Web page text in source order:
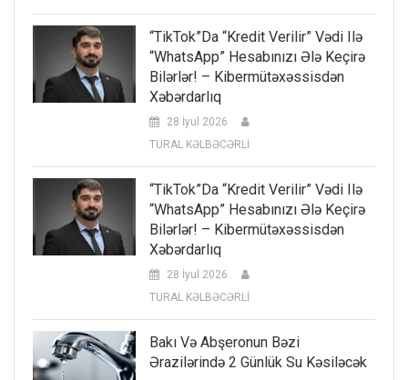
“TikTok”da “kredit Verilir” Vədi Ilə
“WhatsApp” Hesabınızı Ələ Keçirə
Bilərlər! – Kibermütəxəssisdən
Xəbərdarlıq
28 İyul 2026
TURAL KƏLBƏCƏRLİ
“TikTok”da “kredit Verilir” Vədi Ilə
“WhatsApp” Hesabınızı Ələ Keçirə
Bilərlər! – Kibermütəxəssisdən
Xəbərdarlıq
28 İyul 2026
TURAL KƏLBƏCƏRLİ
Bakı Və Abşeronun Bəzi
Ərazilərində 2 Günlük Su Kəsiləcək